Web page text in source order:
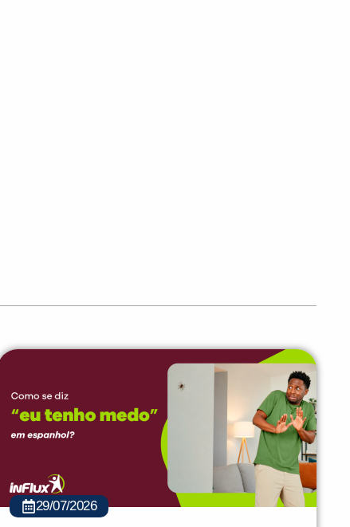
29/07/2026